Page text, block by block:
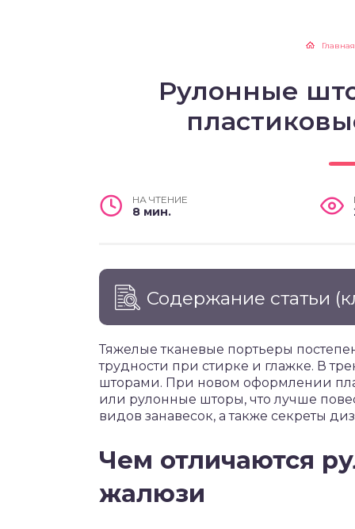
Главная
Рулонные
НА ЧТЕНИЕ
8 мин.
Содержание статьи
Тяжелые тканевые портьеры
трудности при стирке и глажке. В
шторами. При новом оформлении
или рулонные шторы, что лучше
видов занавесок, а также секреты
Чем отличаются
жалюзи